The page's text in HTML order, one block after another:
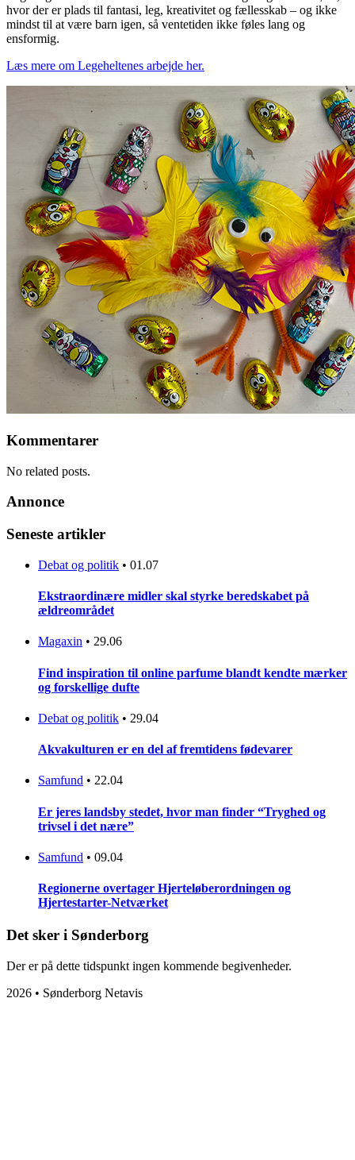
hvor der er plads til fantasi, leg, kreativitet og fællesskab – og ikke
mindst til at være barn igen, så ventetiden ikke føles lang og
ensformig.
Læs mere om Legeheltenes arbejde her.
Kommentarer
No related posts.
Annonce
Seneste artikler
Debat og politik • 01.07
Ekstraordinære midler skal styrke beredskabet på
ældreområdet
Magaxin • 29.06
Find inspiration til online parfume blandt kendte mærker
og forskellige dufte
Debat og politik • 29.04
Akvakulturen er en del af fremtidens fødevarer
Samfund • 22.04
Er jeres landsby stedet, hvor man finder “Tryghed og
trivsel i det nære”
Samfund • 09.04
Regionerne overtager Hjerteløberordningen og
Hjertestarter-Netværket
Det sker i Sønderborg
Der er på dette tidspunkt ingen kommende begivenheder.
2026 • Sønderborg Netavis